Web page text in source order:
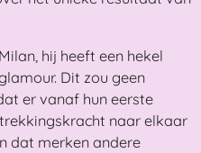
hij heeft een hekel
Dit zou geen
er vanaf hun eerste
naar elkaar
dat merken andere